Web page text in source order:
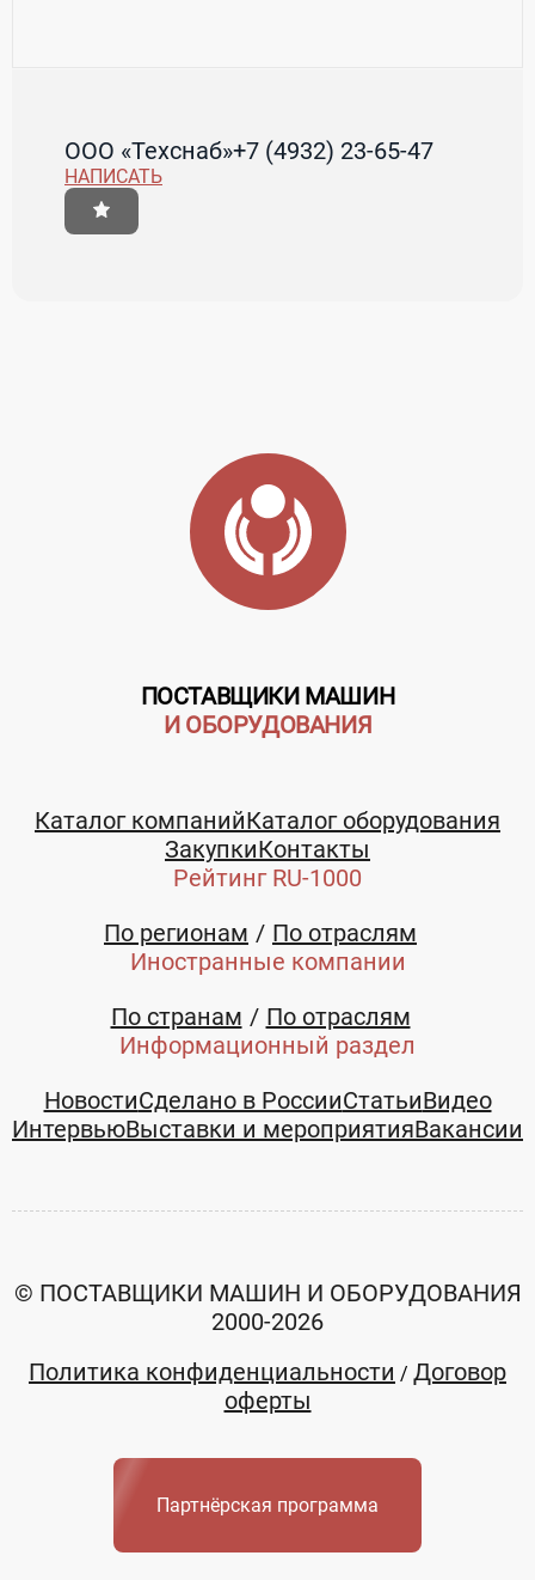
ООО «Техснаб»+7 (4932) 23-65-47
НАПИСАТЬ
ПОСТАВЩИКИ МАШИН
И ОБОРУДОВАНИЯ
Каталог компанийКаталог оборудования
ЗакупкиКонтакты
Рейтинг RU-1000
По регионам
По отраслям
Иностранные компании
По странам
По отраслям
Информационный раздел
НовостиСделано в РоссииСтатьиВидео
ИнтервьюВыставки и мероприятияВакансии
© ПОСТАВЩИКИ МАШИН И ОБОРУДОВАНИЯ
2000-2026
Политика конфиденциальности / Договор
оферты
Партнёрская программа